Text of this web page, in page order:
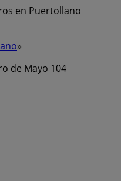
en Puertollano
»
de Mayo 104